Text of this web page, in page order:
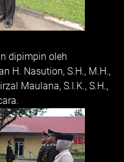
dipimpin oleh
H. Nasution, S.H., M.H.,
Maulana, S.I.K., S.H.,